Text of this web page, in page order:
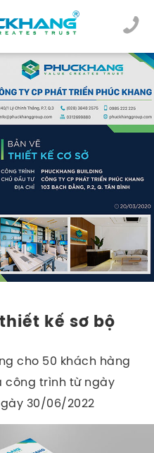
kế sơ bộ
cho 50 khách hàng
công trình từ ngày
30/06/2022